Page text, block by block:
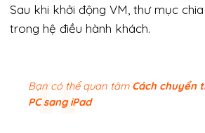
Sau khi khởi động VM, thư mục
trong hệ điều hành khách.
Bạn có thể quan tâm Cách chuyển
PC sang iPad